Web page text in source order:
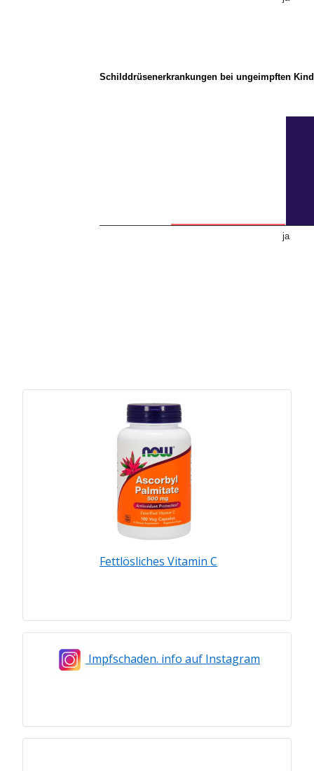
Schilddrüsenerkrankungen bei ungeimpften
ja
Fettlösliches Vitamin C
Impfschaden. info auf Instagram